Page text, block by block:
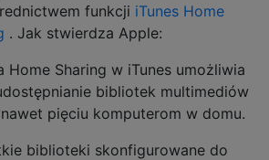
funkcji iTunes Home
. Jak stwierdza Apple:
Home Sharing w iTunes umożliwia
bibliotek multimediów
nawet pięciu komputerom w domu.
biblioteki skonfigurowane do